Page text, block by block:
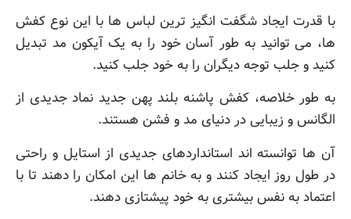
با قدرت ایجاد شگفت انگیز ترین لباس ها با این نوع کفش
ها، می توانید به طور آسان خود را به یک آیکون مد تبدیل
کنید و جلب توجه دیگران را به خود جلب کنید.
به طور خلاصه، کفش پاشنه بلند پهن جدید نماد جدیدی از
الگانس و زیبایی در دنیای مد و فشن هستند.
آن ها توانسته اند استانداردهای جدیدی از استایل و راحتی
در طول روز ایجاد کنند و به خانم ها این امکان را دهند تا با
اعتماد به نفس بیشتری به خود پیشتازی دهند.